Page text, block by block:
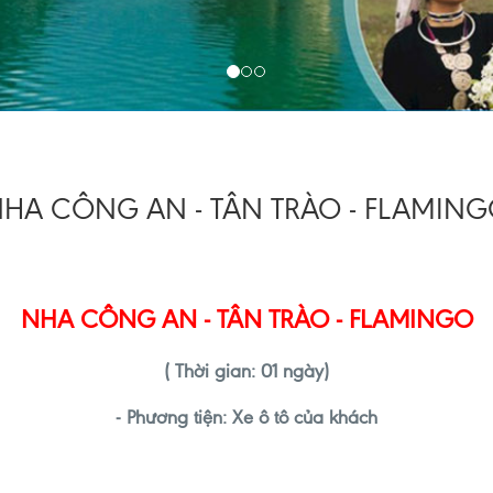
CÔNG AN - TÂN TRÀO -
NHA CÔNG AN -TÂN TRÀO - FLAMINGO
( Thời gian: 01 ngày)
- Phương tiện: Xe ô tô của khách